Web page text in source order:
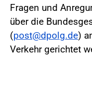
Fragen und
über die
(post@dpolg.de)
Verkehr gerichtet